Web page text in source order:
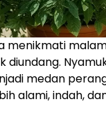
menikmati
medan
alami, indah,